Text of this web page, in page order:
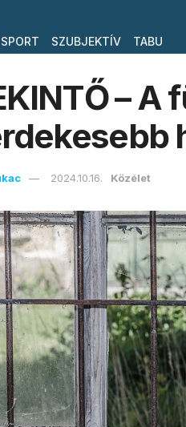
SPORT SZUBJEKTÍV TABU
–
2024.10.16. Közélet